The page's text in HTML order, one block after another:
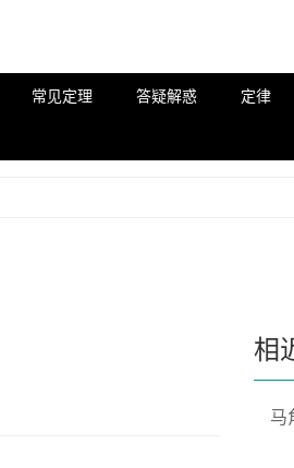
常见定理 答疑解惑 定律
相
马